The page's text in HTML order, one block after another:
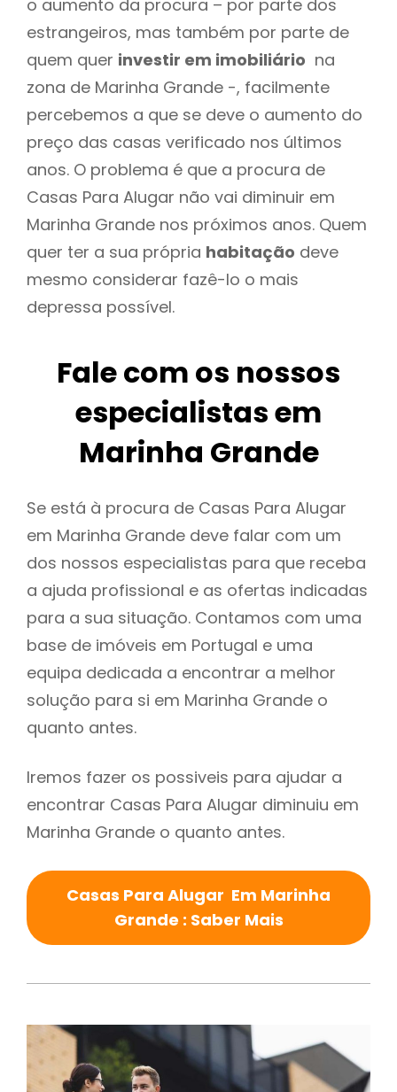
o aumento da procura – por parte dos
estrangeiros, mas também por parte de
quem quer investir em imobiliário na
zona de Marinha Grande -, facilmente
percebemos a que se deve o aumento do
preço das casas verificado nos últimos
anos. O problema é que a procura de
Casas Para Alugar não vai diminuir em
Marinha Grande nos próximos anos. Quem
quer ter a sua própria habitação deve
mesmo considerar fazê-lo o mais
depressa possível.
Fale com os nossos
especialistas em
Marinha Grande
Se está à procura de Casas Para Alugar
em Marinha Grande deve falar com um
dos nossos especialistas para que receba
a ajuda profissional e as ofertas indicadas
para a sua situação. Contamos com uma
base de imóveis em Portugal e uma
equipa dedicada a encontrar a melhor
solução para si em Marinha Grande o
quanto antes.
Iremos fazer os possiveis para ajudar a
encontrar Casas Para Alugar diminuiu em
Marinha Grande o quanto antes.
Casas Para Alugar Em Marinha
Grande : Saber Mais